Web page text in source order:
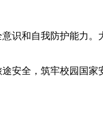
和自我防护能力。
安全，筑牢校园国家